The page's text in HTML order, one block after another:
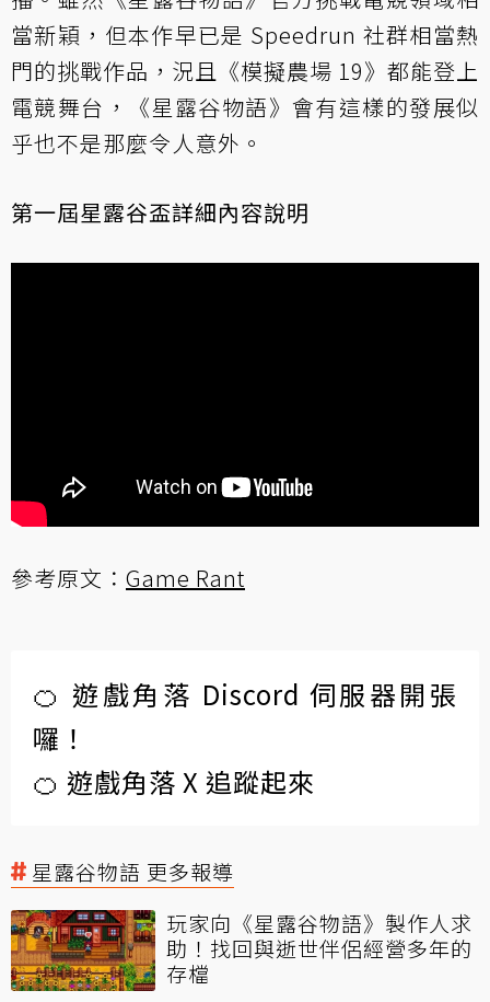
當新穎，但本作早已是 Speedrun 社群相當熱
門的挑戰作品，況且《模擬農場 19》都能登上
電競舞台，《星露谷物語》會有這樣的發展似
乎也不是那麼令人意外。
第一屆星露谷盃詳細內容說明
參考原文： Game Rant
🍊 遊戲角落 Discord 伺服器開張
囉！
🍊 遊戲角落 X 追蹤起來
星露谷物語 更多報導
玩家向《星露谷物語》製作人求
助！找回與逝世伴侶經營多年的
存檔